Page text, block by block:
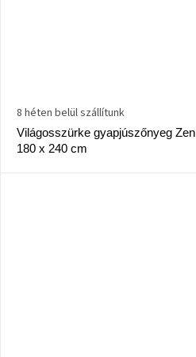
Világosszürke gyapjúszőnyeg Zen
180 x 240 cm
8 héten belül szállítunk